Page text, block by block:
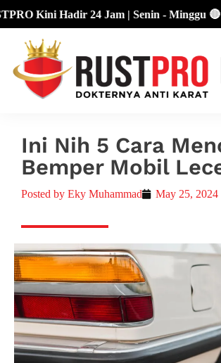
Kini Hadir 24 Jam | Senin - Minggu 🔴
Ini Nih 5 Cara
Bemper Mobil
Posted by Eky Muhammad May 25, 2024